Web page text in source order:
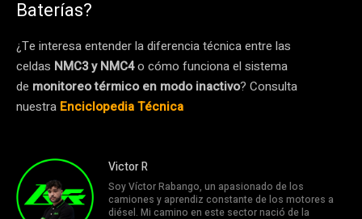
Baterías?
¿Te interesa entender la diferencia técnica entre las
celdas NMC3 y NMC4o cómo funciona el sistema
de monitoreo térmico en modo inactivo? Consulta
nuestra Enciclopedia Técnica
Victor R
Soy Víctor Rabango, un apasionado de los
camiones y aprendiz constante de los motores a
diésel. Mi camino en este sector nació de la